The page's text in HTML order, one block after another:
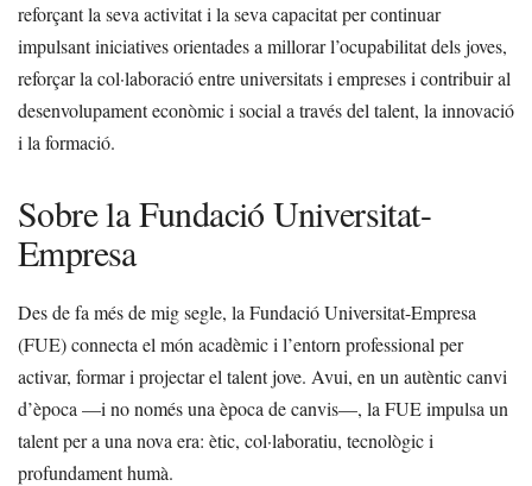
reforçant la seva activitat i la seva capacitat per continuar
impulsant iniciatives orientades a millorar l’ocupabilitat dels joves,
reforçar la col·laboració entre universitats i empreses i contribuir al
desenvolupament econòmic i social a través del talent, la innovació
i la formació.
Sobre la Fundació Universitat-
Empresa
Des de fa més de mig segle, la Fundació Universitat-Empresa
(FUE) connecta el món acadèmic i l’entorn professional per
activar, formar i projectar el talent jove. Avui, en un autèntic canvi
d’època —i no només una època de canvis—, la FUE impulsa un
talent per a una nova era: ètic, col·laboratiu, tecnològic i
profundament humà.